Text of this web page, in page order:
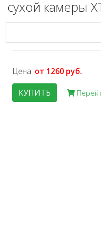
сухой камеры
Цена: от 1260 руб.
КУПИТЬ